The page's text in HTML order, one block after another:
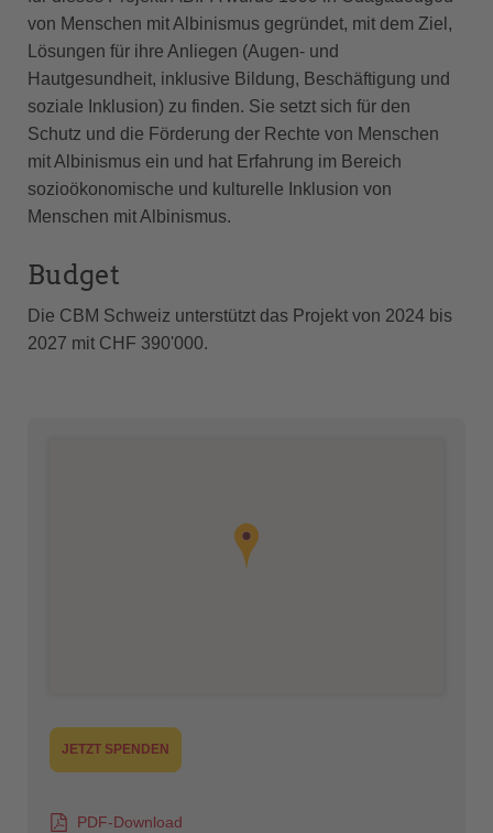
von Menschen mit Albinismus gegründet, mit dem Ziel,
Lösungen für ihre Anliegen (Augen- und
Hautgesundheit, inklusive Bildung, Beschäftigung und
soziale Inklusion) zu finden. Sie setzt sich für den
Schutz und die Förderung der Rechte von Menschen
mit Albinismus ein und hat Erfahrung im Bereich
sozioökonomische und kulturelle Inklusion von
Menschen mit Albinismus.
Budget
Die CBM Schweiz unterstützt das Projekt von 2024 bis
2027 mit CHF 390'000.
JETZT SPENDEN
PDF-Download